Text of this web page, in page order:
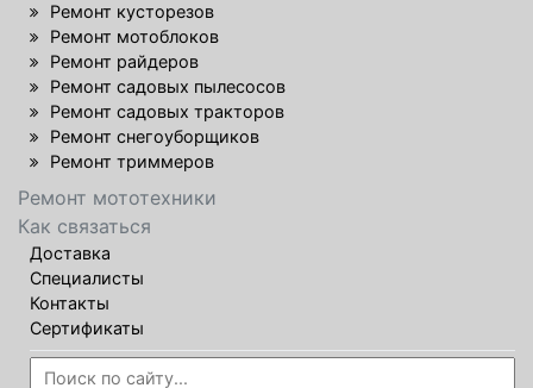
Ремонт кусторезов
Ремонт мотоблоков
Ремонт райдеров
Ремонт садовых пылесосов
Ремонт садовых тракторов
Ремонт снегоуборщиков
Ремонт триммеров
Ремонт мототехники
Как связаться
Доставка
Специалисты
Контакты
Сертификаты